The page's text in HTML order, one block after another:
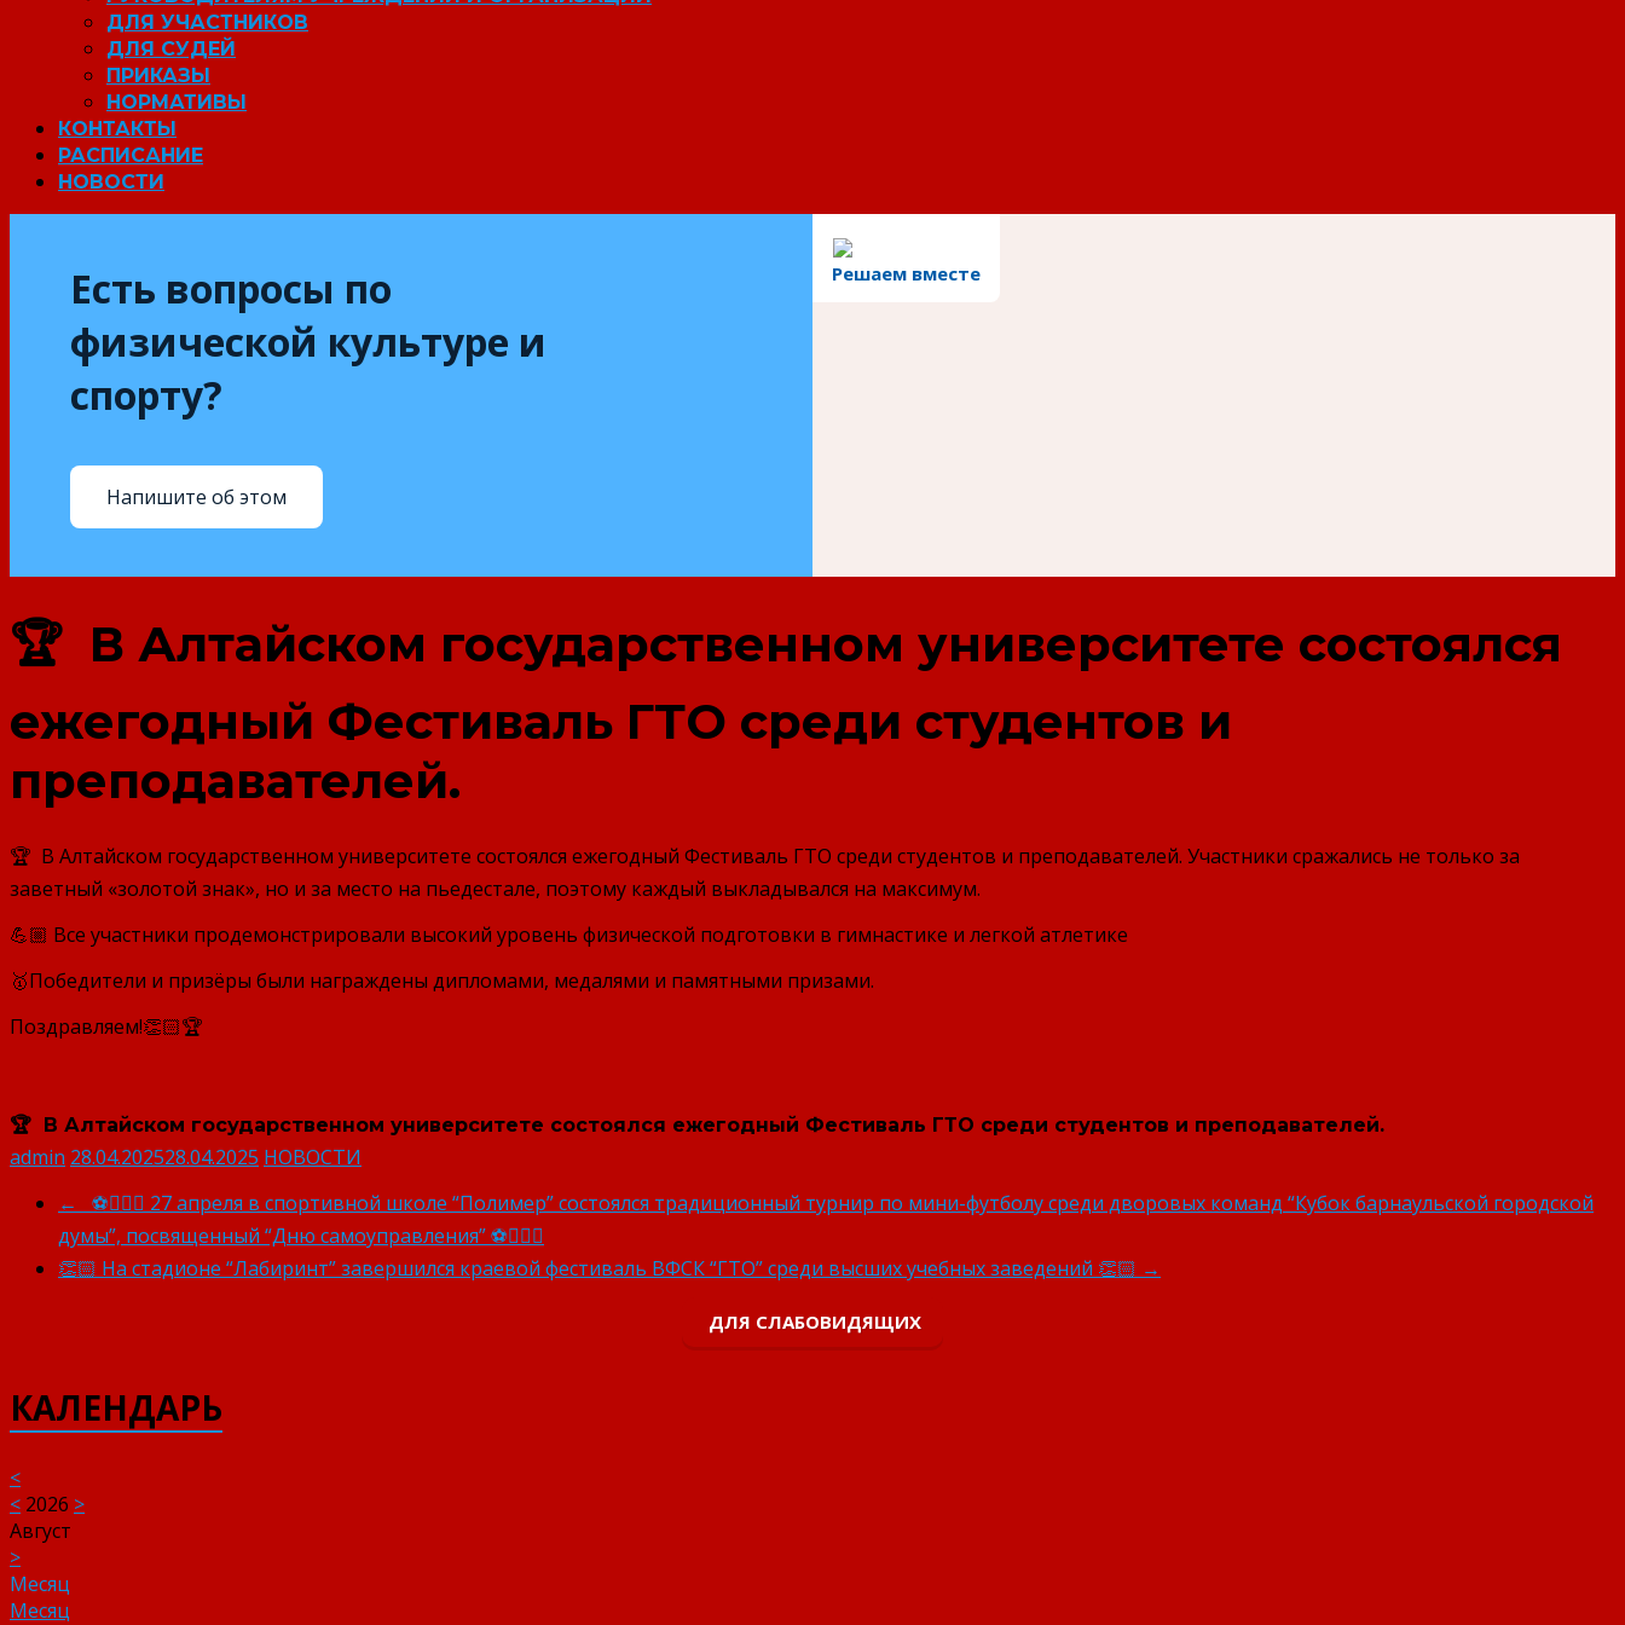
ДЛЯ УЧАСТНИКОВ
ДЛЯ СУДЕЙ
ПРИКАЗЫ
НОРМАТИВЫ
КОНТАКТЫ
РАСПИСАНИЕ
НОВОСТИ
Решаем вместе
Есть вопросы по
физической культуре и
спорту?
Напишите об этом
🏆 В Алтайском государственном университете состоялся
ежегодный Фестиваль ГТО среди студентов и
преподавателей.
🏆 В Алтайском государственном университете состоялся ежегодный Фестиваль ГТО среди студентов и преподавателей. Участники сражались не только за
заветный «золотой знак», но и за место на пьедестале, поэтому каждый выкладывался на максимум.
💪🏼 Все участники продемонстрировали высокий уровень физической подготовки в гимнастике и легкой атлетике
🥇Победители и призёры были награждены дипломами, медалями и памятными призами.
Поздравляем!👏🏻🏆
🏆 В Алтайском государственном университете состоялся ежегодный Фестиваль ГТО среди студентов и преподавателей.
admin 28.04.202528.04.2025 НОВОСТИ
←
⚽🏃🏻‍♂️ 27 апреля в спортивной школе “Полимер” состоялся традиционный турнир по мини-футболу среди дворовых команд “Кубок барнаульской городской
думы”, посвященный “Дню самоуправления” ⚽🏃🏻‍♂️
👏🏻 На стадионе “Лабиринт” завершился краевой фестиваль ВФСК “ГТО” среди высших учебных заведений 👏🏻 →
ДЛЯ СЛАБОВИДЯЩИХ
КАЛЕНДАРЬ
<
< 2026 >
Август
>
Месяц
Месяц